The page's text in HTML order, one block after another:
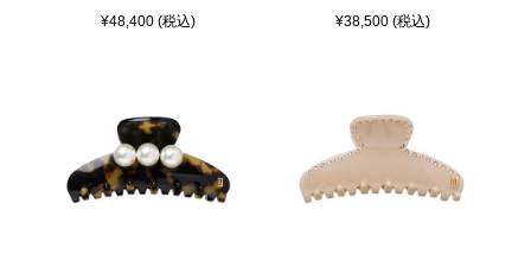
¥48,400 (税込) ¥38,500 (税込)